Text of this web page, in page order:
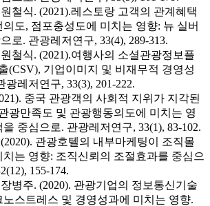
철식. (2021).레스토랑 고객의 관계혜택
도, 점포충성도에 미치는 영향: 뉴 실버
로. 관광레저연구, 33(4), 289-313.
철식. (2021).여행사의 소셜관광정보플
(CSV), 기업이미지 및 비재무적 경영성
레저연구, 33(3), 201-222.
중국 관광객의 사회적 지위가 지각된
광만족도 및 관광행동의도에 미치는 영
중심으로. 관광레저연구, 33(1), 83-102.
관광호텔의 내부마케팅이 조직몰
는 영향: 조직신뢰의 조절효과를 중심으
155-174.
병주. (2020). 관광기업의 정보통신기술
스트레스 및 경영성과에 미치는 영향.